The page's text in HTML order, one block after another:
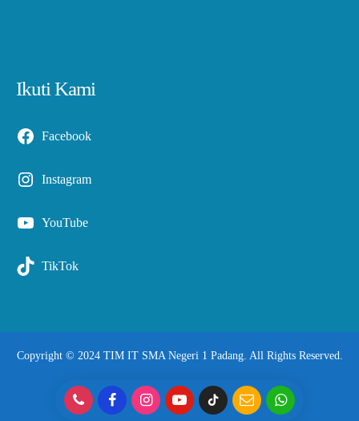
Ikuti Kami
Facebook
Instagram
YouTube
TikTok
Copyright © 2024 TIM IT SMA Negeri 1 Padang. All Rights Reserved.